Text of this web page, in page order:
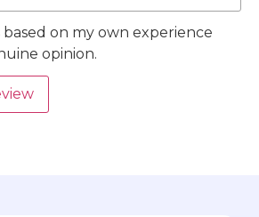
based on my own experience
opinion.